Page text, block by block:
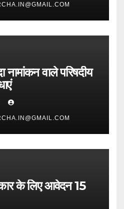
वाले परिषदीय
के लिए आवेदन 15